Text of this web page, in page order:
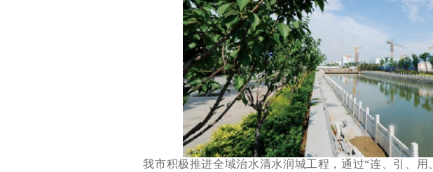
我市积极推进全域治水清水润城工程，通过“连、引、用